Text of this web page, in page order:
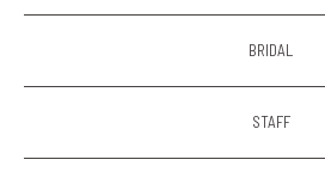
BRIDAL
STAFF